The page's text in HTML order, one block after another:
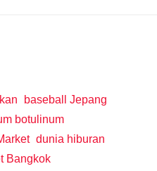
baseball Jepang
botulinum
dunia hiburan
Bangkok